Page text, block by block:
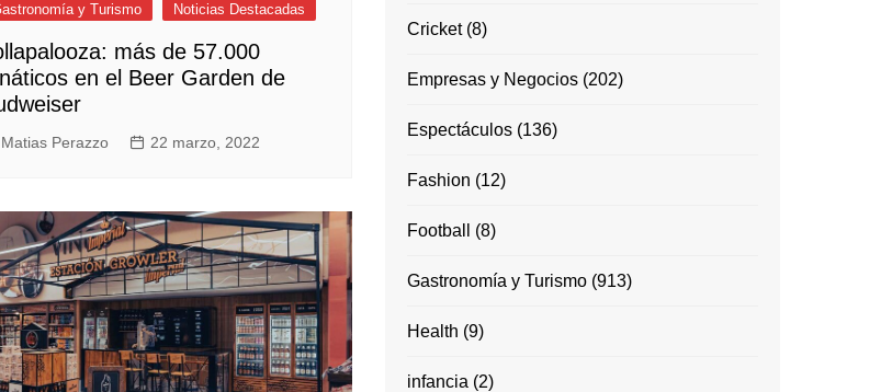
y Turismo Noticias Destacadas
más de 57.000
en el Beer Garden de
Matias Perazzo 22 marzo, 2022
Cricket(8)
Empresas y Negocios (202)
Espectáculos (136)
Fashion (12)
Football (8)
Gastronomía y Turismo (913)
Health (9)
infancia (2)